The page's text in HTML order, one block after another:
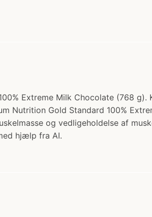
Extreme Milk Chocolate (768
Nutrition Gold Standard 100%
og vedligeholdelse af
hjælp fra AI.